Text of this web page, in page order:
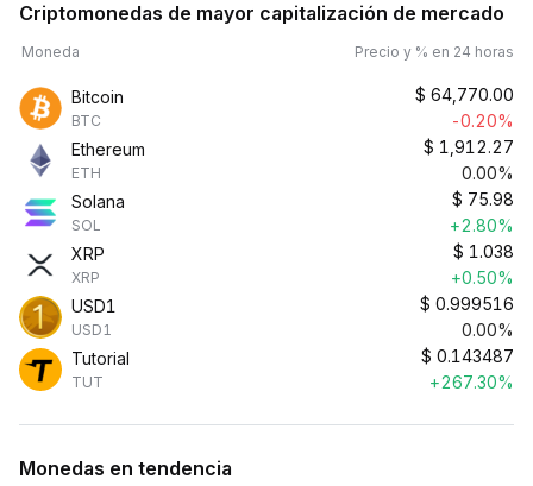
Criptomonedas de mayor capitalización de mercado
Moneda Precio y % en 24 horas
Bitcoin
BTC
$ 64,770.00
-0.20%
Ethereum
ETH
$ 1,912.27
0.00%
Solana
SOL
$ 75.98
+2.80%
XRP
XRP
$ 1.038
+0.50%
USD1
USD1
$ 0.999516
0.00%
Tutorial
TUT
$ 0.143487
+267.30%
Monedas en tendencia